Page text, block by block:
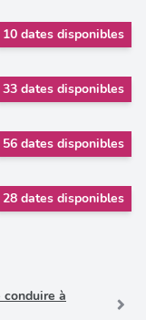
10 dates disponibles
33 dates disponibles
56 dates disponibles
28 dates disponibles
à